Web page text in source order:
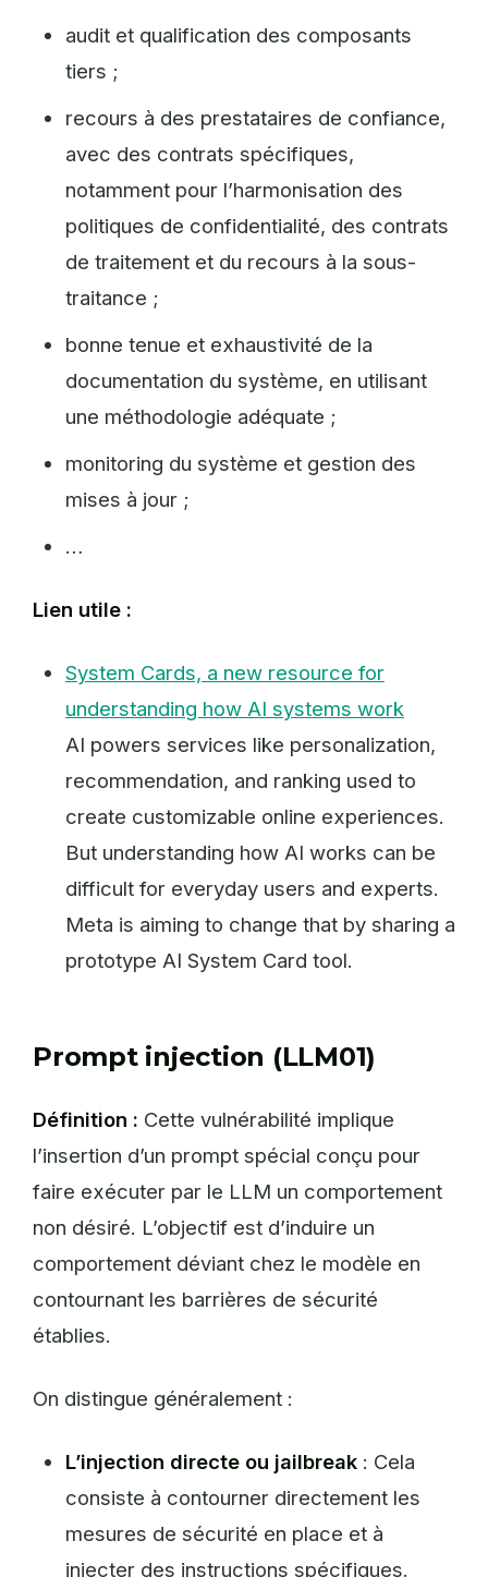
audit et qualification des composants
tiers ;
recours à des prestataires de confiance,
avec des contrats spécifiques,
notamment pour l’harmonisation des
politiques de confidentialité, des contrats
de traitement et du recours à la sous-
traitance ;
bonne tenue et exhaustivité de la
documentation du système, en utilisant
une méthodologie adéquate ;
monitoring du système et gestion des
mises à jour ;
…
Lien utile :
System Cards, a new resource for
understanding how AI systems work
AI powers services like personalization,
recommendation, and ranking used to
create customizable online experiences.
But understanding how AI works can be
difficult for everyday users and experts.
Meta is aiming to change that by sharing a
prototype AI System Card tool.
Prompt injection (LLM01)
Définition : Cette vulnérabilité implique
l’insertion d’un prompt spécial conçu pour
faire exécuter par le LLM un comportement
non désiré. L’objectif est d’induire un
comportement déviant chez le modèle en
contournant les barrières de sécurité
établies.
On distingue généralement :
L’injection directe ou jailbreak : Cela
consiste à contourner directement les
mesures de sécurité en place et à
injecter des instructions spécifiques.